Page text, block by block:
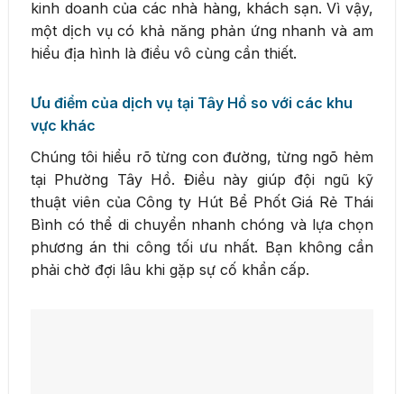
kinh doanh của các nhà hàng, khách sạn. Vì vậy,
một dịch vụ có khả năng phản ứng nhanh và am
hiểu địa hình là điều vô cùng cần thiết.
Ưu điểm của dịch vụ tại Tây Hồ so với các khu
vực khác
Chúng tôi hiểu rõ từng con đường, từng ngõ hẻm
tại Phường Tây Hồ. Điều này giúp đội ngũ kỹ
thuật viên của Công ty Hút Bể Phốt Giá Rẻ Thái
Bình có thể di chuyển nhanh chóng và lựa chọn
phương án thi công tối ưu nhất. Bạn không cần
phải chờ đợi lâu khi gặp sự cố khẩn cấp.